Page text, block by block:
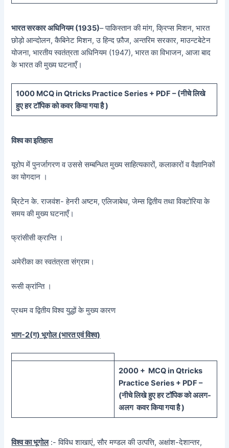
भारत सरकार अधिनियम (1935)– पाकिस्तान की मांग, क्रिप्स मिशन, भारत
छोड़ो आन्दोलन, कैबिनेट मिशन, उ हिन्द फ़ौज, अन्तरिम सरकार, माउन्टबेटेन
योजना, भारतीय स्वतंत्रता अधिनियम (1947), भारत का विभाजन, आजा बाद
के भारत की मुख्य घटनाएँ।
1000 MCQ in Qtricks Practice Series + PDF – (नीचेलिखे
हुएहर टॉपिक को कवर किया गया है )
विश्व का इतिहास
यूरोप में पुनर्जागरण व उससे सम्बन्धित मुख्य साहित्यकारों, कलाकारों व वैज्ञानिकों
का योगदान ।
ब्रिटेन के. राजवंश- हेनरी अष्टम, एलिजाबेथ, जेम्स द्वितीय तथा विक्टोरिया के
समय की मुख्य घटनाएँ।
फ्रांसीसी क्रान्ति ।
अमेरीका का स्वतंत्रता संग्राम।
रूसी क्रांन्ति ।
प्रथम व द्वितीय विश्व युद्धों के मुख्य कारण
भाग-2(ग) भूगोल (भारत एवं विश्व)
2000 + MCQ in Qtricks
Practice Series + PDF –
(नीचेलिखे हुएहर टॉपिक कोअलग-
अलग कवर किया गया है )
विश्व का भूगोल:- विविध शाखाएं, सौर मण्डल की उत्पत्ति, अक्षांश-देशान्तर,